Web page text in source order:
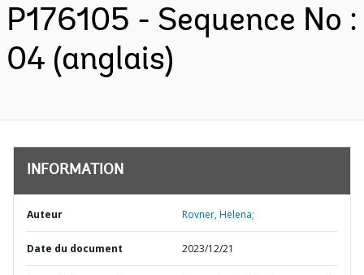
P176105 - Sequence No :
04 (anglais)
INFORMATION
Auteur Rovner, Helena;
Date du document 2023/12/21